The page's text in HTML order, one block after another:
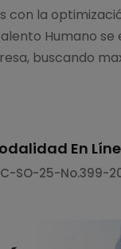
la
Humano se
buscando
En
SO-25-No.399-